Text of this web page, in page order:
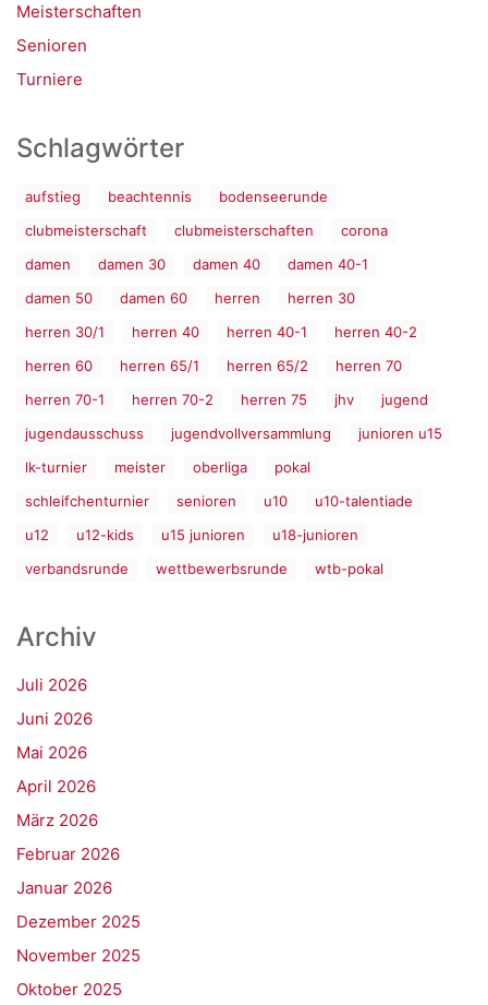
Meisterschaften
Senioren
Turniere
Schlagwörter
aufstieg beachtennis
bodenseerunde
clubmeisterschaft
clubmeisterschaften
corona
damen
damen 30 damen 40
damen 40-1
damen 50
damen 60 herren
herren 30
herren 30/1
herren 40 herren 40-1
herren 40-2
herren 60
herren 65/1 herren 65/2
herren 70
herren 70-1
herren 70-2 herren 75 jhv
jugend
jugendausschuss
jugendvollversammlung
junioren u15
lk-turnier
meister oberliga
pokal
schleifchenturnier
senioren u10
u10-talentiade
u12
u12-kids u15 junioren
u18-junioren
verbandsrunde
wettbewerbsrunde wtb-pokal
Archiv
Juli 2026
Juni 2026
Mai 2026
April 2026
März 2026
Februar 2026
Januar 2026
Dezember 2025
November 2025
Oktober 2025